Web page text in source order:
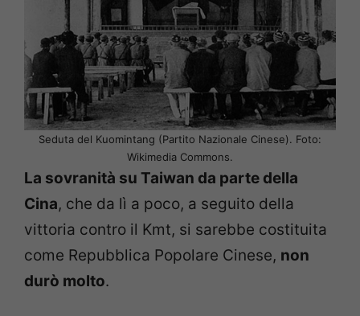
Seduta del Kuomintang (Partito Nazionale Cinese). Foto:
Wikimedia Commons.
La sovranità su Taiwan da parte della
Cina, che da lì a poco, a seguito della
vittoria contro il Kmt, si sarebbe costituita
come Repubblica Popolare Cinese, non
durò molto.